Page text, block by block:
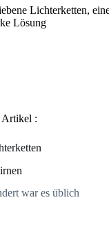
Lichterketten,
Lösung
:
war es üblich